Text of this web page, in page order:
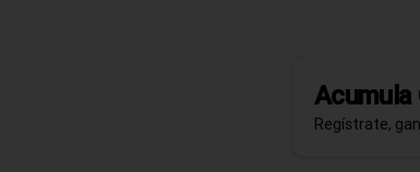
Acumula
Regístrate,